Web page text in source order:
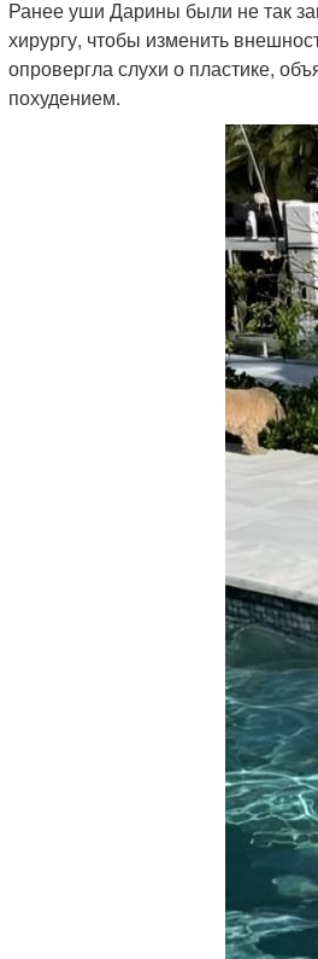
Ранее уши Дарины были не так
хирургу, чтобы изменить
опровергла слухи о пластике,
похудением.